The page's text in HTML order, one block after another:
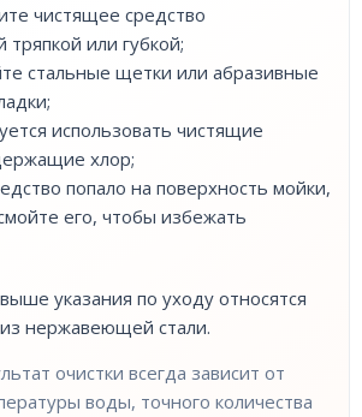
чистящее средство
тряпкой или губкой;
стальные щетки или абразивные
использовать чистящие
хлор;
попало на поверхность мойки,
его, чтобы избежать
указания по уходу относятся
нержавеющей стали.
очистки всегда зависит от
воды, точного количества